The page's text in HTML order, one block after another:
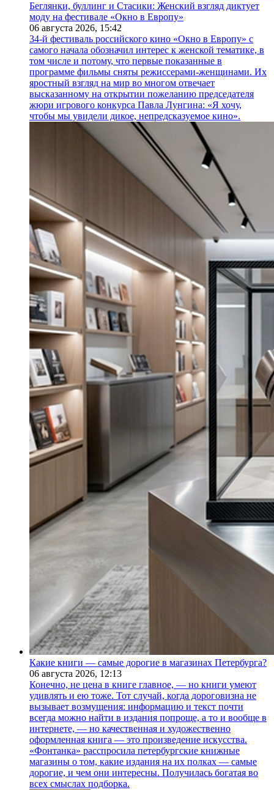
Беглянки, буллинг и Стасики: Женский взгляд диктует
моду на фестивале «Окно в Европу»
06 августа 2026, 15:42
34-й фестиваль российского кино «Окно в Европу» с
самого начала обозначил интерес к женской тематике, в
том числе и потому, что первые показанные в
программе фильмы сняты режиссерами-женщинами. Их
яростный взгляд на мир во многом отвечает
высказанному на открытии пожеланию председателя
жюри игрового конкурса Павла Лунгина: «Я хочу,
чтобы мы увидели дикое, непредсказуемое кино».
Какие книги — самые дорогие в магазинах Петербурга?
06 августа 2026, 12:13
Конечно, не цена в книге главное, — но книги умеют
удивлять и ею тоже. Тот случай, когда дороговизна не
вызывает возмущения: информацию и текст почти
всегда можно найти в издания попроще, а то и вообще в
интернете, — но качественная и художественно
оформленная книга — это произведение искусства.
«Фонтанка» расспросила петербургские книжные
магазины о том, какие издания на их полках — самые
дорогие, и чем они интересны. Получилась богатая во
всех смыслах подборка.